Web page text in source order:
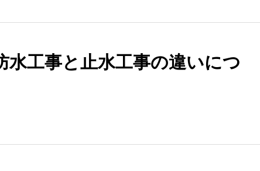
水工事と止水工事の違いにつ
ク
疑問にお答えします！